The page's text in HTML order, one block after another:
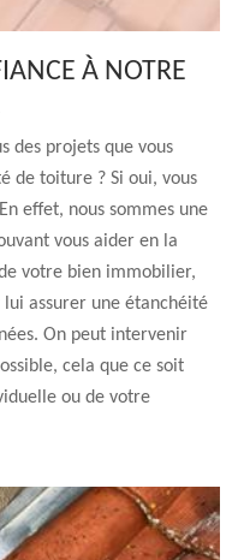
À NOTRE
des projets que vous
de toiture ? Si oui, vous
effet, nous sommes une
vous aider en la
votre bien immobilier,
lui assurer une étanchéité
On peut intervenir
cela que ce soit
ou de votre